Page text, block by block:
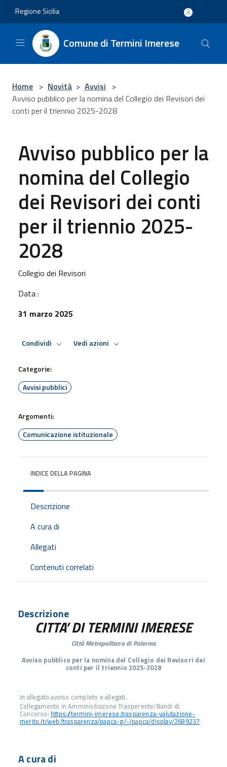
Regione Sicilia
Comune di Termini Imerese
Home > Novità > Avvisi >
Avviso pubblico per la nomina del Collegio dei Revisori dei
conti per il triennio 2025-2028
Avviso pubblico per la
nomina del Collegio
dei Revisori dei conti
per il triennio 2025-
2028
Collegio dei Revisori
Data :
31 marzo 2025
Condividi Vedi azioni
Categorie:
Avvisi pubblici
Argomenti:
Comunicazione istituzionale
INDICE DELLA PAGINA
Descrizione
A cura di
Allegati
Contenuti correlati
Descrizione
CITTA’ DI TERMINI IMERESE
Città Metropolitana di Palermo
Avviso pubblico per la nomina del Collegio dei Revisori dei
conti per il triennio 2025-2028
In allegato avviso completo e allegati.
Collegamento in Amministrazone Trasperente/Bandi di
Concorso: https://termini-imerese.trasparenza-valutazione-
merito.it/web/trasparenza/papca-g/-/papca/display/2689237
A cura di